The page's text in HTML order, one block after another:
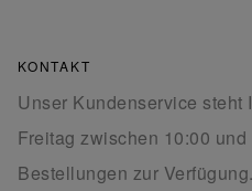
KONTAKT
Unser Kundenservice steht
Freitag zwischen 10:00
Bestellungen zur Verfügung.